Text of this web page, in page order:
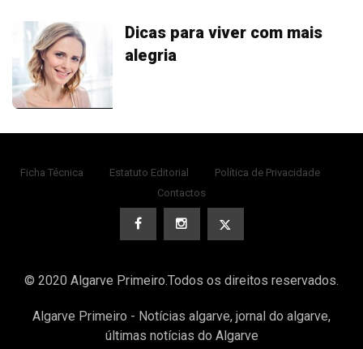
Dicas para viver com mais
alegria
Ficha Técnica Estatuto Editorial
Política de Privacidade
Contactos
© 2020 Algarve Primeiro.Todos os direitos reservados.
Algarve Primeiro - Notícias algarve, jornal do algarve,
últimas notícias do Algarve